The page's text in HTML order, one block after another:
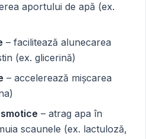
aportului de apă (ex.
– facilitează alunecarea
(ex. glicerină)
– accelerează mișcarea
– atrag apa în
scaunele (ex. lactuloză,